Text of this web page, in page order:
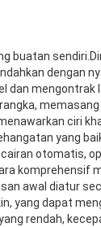
buatan
dengan
dan
ciri
yang
otomatis,
komprehensif
awal diatur
yang dapat
rendah,